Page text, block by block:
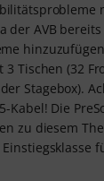
der AVB
Tischen (32
Stagebox).
Kabel! Die
zu diesem